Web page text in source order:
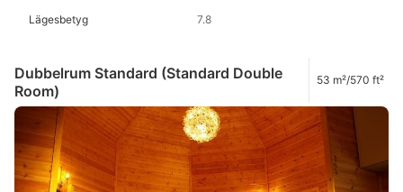
Lägesbetyg 7.8
Dubbelrum Standard (Standard Double
Room)
53 m²/570 ft²